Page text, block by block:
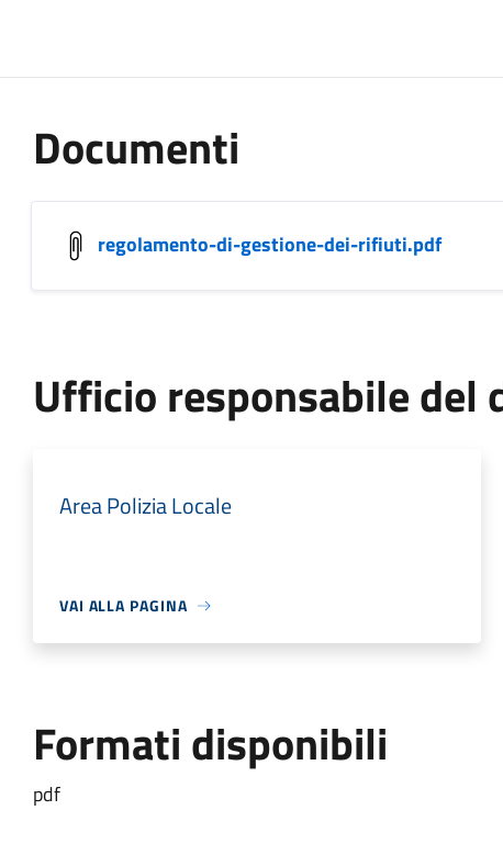
Documenti
regolamento-di-gestione-dei-rifiuti.pdf
Ufficio responsabile del
Area Polizia Locale
VAI ALLA PAGINA
Formati disponibili
pdf